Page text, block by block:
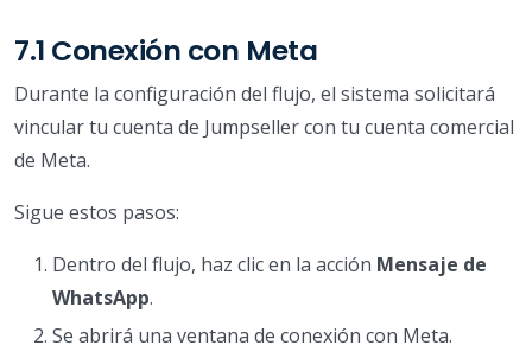
7.1 Conexión con Meta
Durante la configuración del flujo, el sistema solicitará
vincular tu cuenta de Jumpseller con tu cuenta comercial
de Meta.
Sigue estos pasos:
Dentro del flujo, haz clic en la acción Mensaje de
WhatsApp.
Se abrirá una ventana de conexión con Meta.